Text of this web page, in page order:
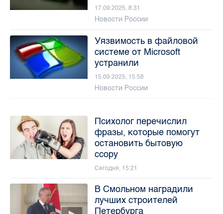
17.09.2025, 8:31
Новости России
Уязвимость в файловой
системе от Microsoft
устранили
15.09.2025, 15:58
Новости России
Психолог перечислил
фразы, которые помогут
остановить бытовую
ссору
Сегодня, 15:21
В Смольном наградили
лучших строителей
Петербурга